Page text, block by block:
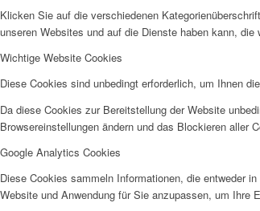
Klicken Sie auf die verschiedenen
unseren Websites und auf die Dienste haben kann, die
Wichtige Website Cookies
Diese Cookies sind unbedingt erforderlich, um Ihnen
Da diese Cookies zur Bereitstellung der Website
Browsereinstellungen ändern und das Blockieren aller
Google Analytics Cookies
Diese Cookies sammeln Informationen, die entweder
Website und Anwendung für Sie anzupassen, um Ihre